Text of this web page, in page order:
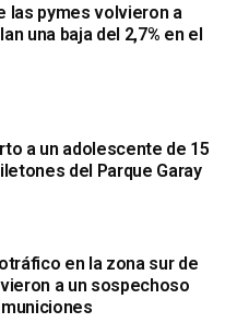
las pymes volvieron a
una baja del 2,7% en el
a un adolescente de 15
del Parque Garay
en la zona sur de
a un sospechoso